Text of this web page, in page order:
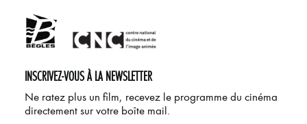
INSCRIVEZ-VOUS À LA NEWSLETTER
Ne ratez plus un film, recevez le programme du cinéma
directement sur votre boîte mail.